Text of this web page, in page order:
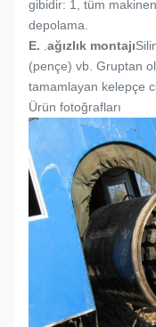
gibidir: 1, tüm
depolama.
E. ağızlık montajı
(pençe) vb. Gruptan
tamamlayan kelepçe
Ürün fotoğrafları